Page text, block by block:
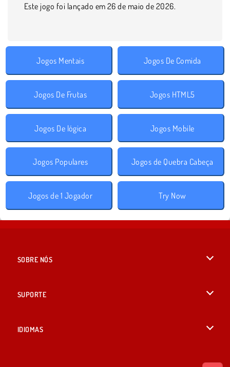
Este jogo foi lançado em 26 de maio de 2026.
Jogos Mentais Jogos De Comida
Jogos De Frutas Jogos HTML5
Jogos De lógica Jogos Mobile
Jogos Populares Jogos de Quebra Cabeça
Jogos de 1 Jogador Try Now
SOBRE NÓS
SUPORTE
IDIOMAS